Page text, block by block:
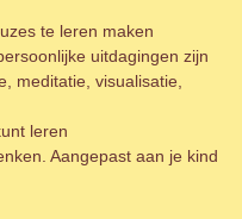
te leren maken
uitdagingen zijn
meditatie, visualisatie,
leren
Aangepast aan je kind